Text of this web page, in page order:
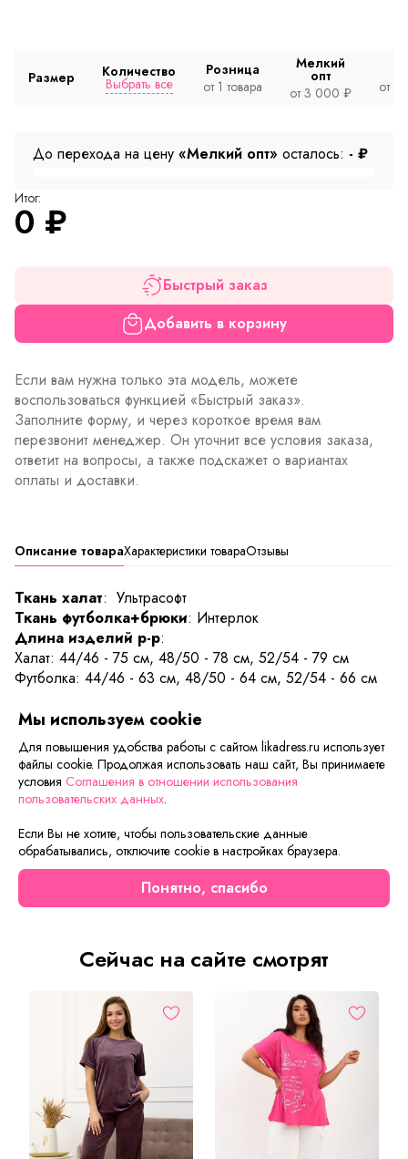
Размер Количество
Выбрать все
Розница
от 1 товара
Мелкий
опт
от 3 000 ₽
от
До перехода на цену «Мелкий опт» осталось: - ₽
Итог:
0 ₽
Быстрый заказ
Добавить в корзину
Если вам нужна только эта модель, можете
воспользоваться функцией «Быстрый заказ».
Заполните форму, и через короткое время вам
перезвонит менеджер. Он уточнит все условия заказа,
ответит на вопросы, а также подскажет о вариантах
оплаты и доставки.
Описание товараХарактеристики товараОтзывы
Ткань халат: Ультрасофт
Ткань футболка+брюки: Интерлок
Длина изделий р-р:
Халат: 44/46 - 75 см, 48/50 - 78 см, 52/54 - 79 см
Футболка: 44/46 - 63 см, 48/50 - 64 см, 52/54 - 66 см
Уютный и красивый домашний комплект. В комплекте
плюшевый халат с поясом на запах из ткани ультрасофт,
брюки и футболка из ткани интерлок. Очень тёплый
халатик с капюшоном и двумя удобными карманами.
Брюки прямого кроя на манжетах. Футболка с коротким
рукавом иV-образным вырезом горловины. Комфортный
и уютный домашний комплект влюбляет в себя своим
рисунком на ткани и необычным дизайном.
Сейчас на сайте смотрят
Мы используем cookie
Для повышения удобства работы с сайтом likadress.ru использует
файлы cookie. Продолжая использовать наш сайт, Вы принимаете
условия Соглашения в отношении использования
пользовательских данных.
Если Вы не хотите, чтобы пользовательские данные
обрабатывались, отключите cookie в настройках браузера.
Понятно, спасибо